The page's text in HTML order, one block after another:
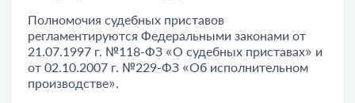
Полномочия судебных приставов
регламентируются Федеральными законами от
21.07.1997 г. №118-ФЗ «О судебных приставах» и
от 02.10.2007 г. №229-ФЗ «Об исполнительном
производстве».